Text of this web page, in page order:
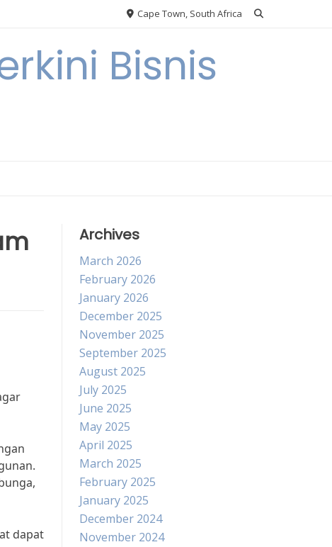
Cape Town, South Africa
Bisnis
dapat
Archives
March 2026
February 2026
January 2026
December 2025
November 2025
September 2025
August 2025
July 2025
June 2025
May 2025
April 2025
March 2025
February 2025
January 2025
December 2024
November 2024